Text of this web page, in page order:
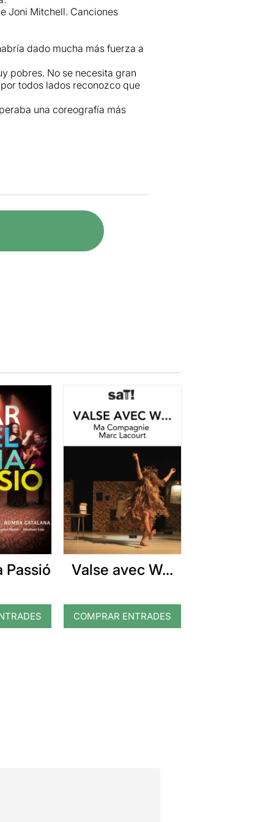
Joni Mitchell. Canciones
dado mucha más fuerza a
pobres. No se necesita gran
todos lados reconozco que
una coreografía más
Passió Valse avec W...
COMPRAR ENTRADES